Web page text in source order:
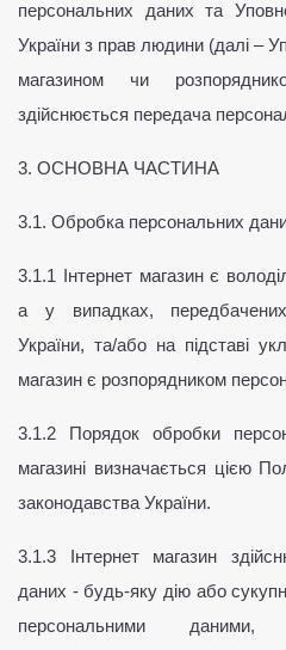
персональних даних та
України з прав людини (далі –
магазином чи
здійснюється передача
3. ОСНОВНА ЧАСТИНА
3.1. Обробка персональних
3.1.1 Інтернет магазин є
а у випадках,
України, та/або на підставі
магазин є розпорядником
3.1.2 Порядок обробки
магазині визначається цією
законодавства України.
3.1.3 Інтернет магазин
даних - будь-яку дію або
персональними даними,